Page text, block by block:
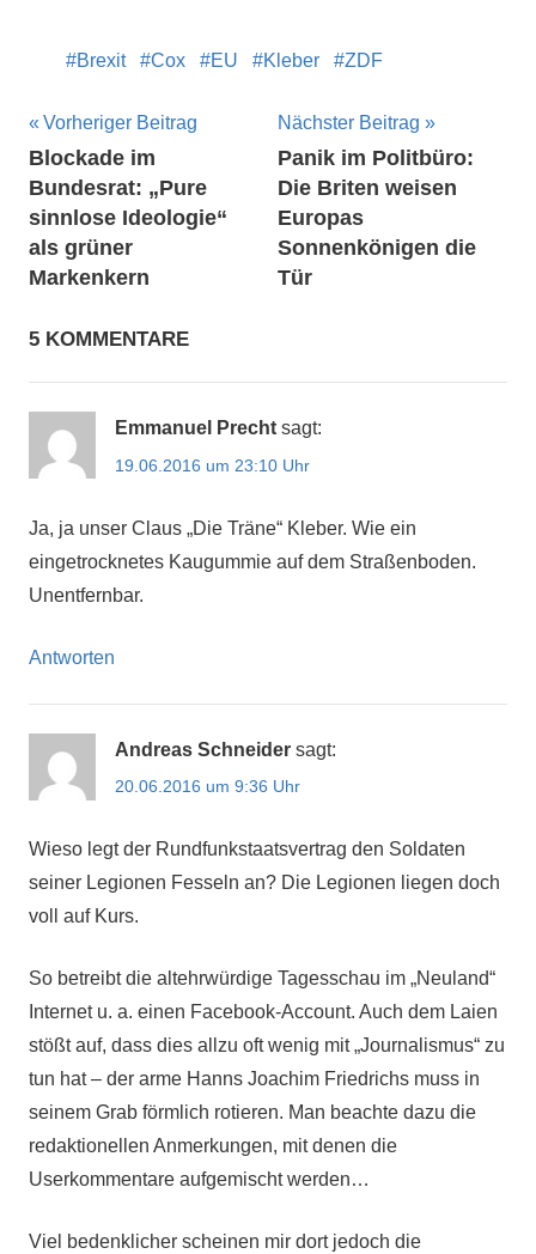
Brexit Cox EU Kleber ZDF
Beitragsnavigation
Vorheriger Beitrag
Blockade im
Bundesrat: „Pure
sinnlose Ideologie“
als grüner
Markenkern
Nächster Beitrag
Panik im Politbüro:
Die Briten weisen
Europas
Sonnenkönigen die
Tür
5 KOMMENTARE
Emmanuel Precht sagt:
19.06.2016 um 23:10 Uhr
Ja, ja unser Claus „Die Träne“ Kleber. Wie ein
eingetrocknetes Kaugummie auf dem Straßenboden.
Unentfernbar.
Antworten
Andreas Schneider sagt:
20.06.2016 um 9:36 Uhr
Wieso legt der Rundfunkstaatsvertrag den Soldaten
seiner Legionen Fesseln an? Die Legionen liegen doch
voll auf Kurs.
So betreibt die altehrwürdige Tagesschau im „Neuland“
Internet u. a. einen Facebook-Account. Auch dem Laien
stößt auf, dass dies allzu oft wenig mit „Journalismus“ zu
tun hat – der arme Hanns Joachim Friedrichs muss in
seinem Grab förmlich rotieren. Man beachte dazu die
redaktionellen Anmerkungen, mit denen die
Userkommentare aufgemischt werden…
Viel bedenklicher scheinen mir dort jedoch die